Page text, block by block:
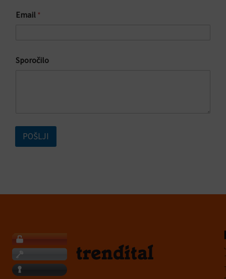
A
E
R
Email *
Sporočilo
POŠLJI